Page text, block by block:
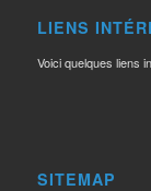
LIENS
Voici quelques liens
SITEMAP